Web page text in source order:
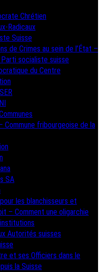
Chrétien
Radicaux
Suisse
de Crimes au sein de l’État –
Parti socialiste suisse
du Centre
Commune fribourgeoise de la
SA
les blanchisseurs et
– Comment une oligarchie
Autorités suisses
et ses Officiers dans le
la Suisse